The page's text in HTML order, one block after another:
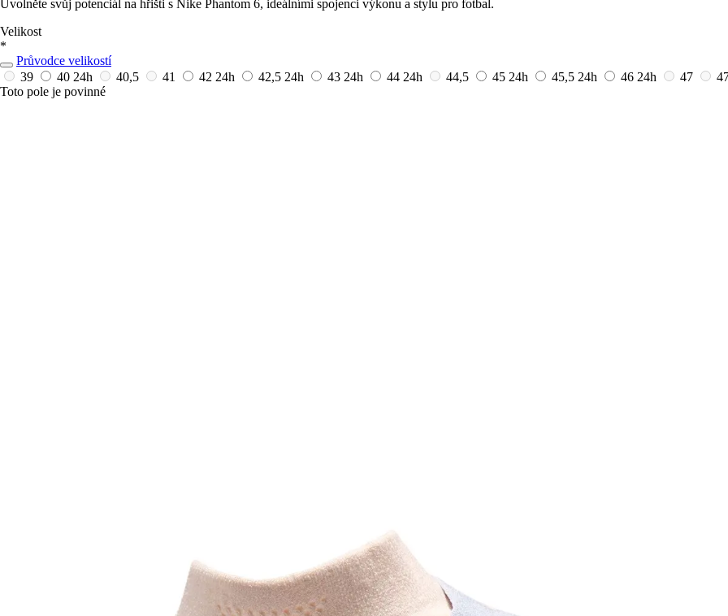
Uvolněte svůj potenciál na hřišti s Nike Phantom 6, ideálními spojenci výkonu a stylu pro fotbal.
Velikost
*
Průvodce velikostí
39
40 24h 40,5 41 42 24h 42,5 24h 43 24h 44 24h 44,5 45 24h 45,5 24h 46 24h 47
Toto pole je povinné